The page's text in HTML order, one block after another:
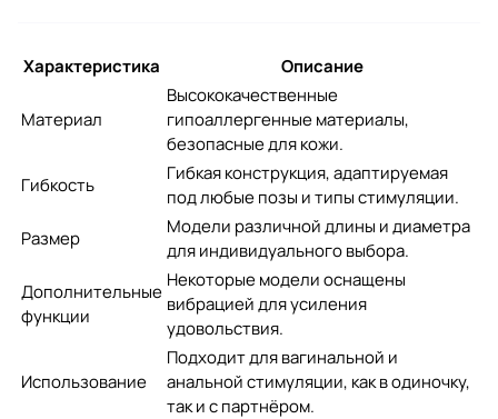
Характеристика Описание
Материал
Высококачественные
гипоаллергенные материалы,
безопасные для кожи.
Гибкость
Гибкая конструкция, адаптируемая
под любые позы и типы стимуляции.
Размер
Модели различной длины и диаметра
для индивидуального выбора.
Дополнительные
функции
Некоторые модели оснащены
вибрацией для усиления
удовольствия.
Использование
Подходит для вагинальной и
анальной стимуляции, как в одиночку,
так и с партнёром.